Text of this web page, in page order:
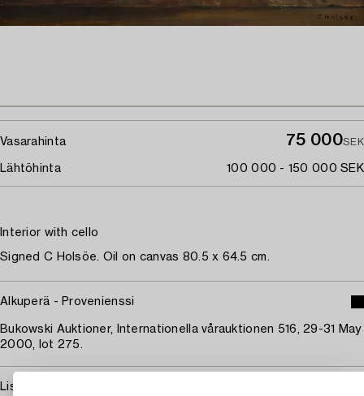
Vasarahinta 75 000SEK
Lähtöhinta 100 000 - 150 000 SEK
Interior with cello
Signed C Holsöe. Oil on canvas 80.5 x 64.5 cm.
Alkuperä - Provenienssi
Bukowski Auktioner, Internationella vårauktionen 516, 29-31 May
2000, lot 275.
Lisätietoja ja kuntoraportit